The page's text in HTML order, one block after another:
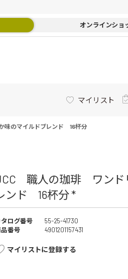
オンラインショ
マイリスト
のマイルドブレンド 16杯分
職人の珈琲 ワンド
ンド 16杯分 *
ログ番号
55-25-41730
番号
4901201157431
マイリストに登録する